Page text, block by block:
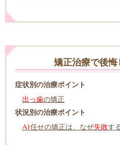
矯正治療で後
症状別の治療ポイント
出っ歯の矯正
状況別の治療ポイント
AI任せの矯正は、なぜ失敗す